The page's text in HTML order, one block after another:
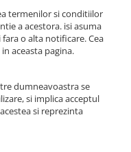
termenilor si conditiilor
a acestora. isi asuma
o alta notificare. Cea
aceasta pagina.
dumneavoastra se
si implica acceptul
si reprezinta